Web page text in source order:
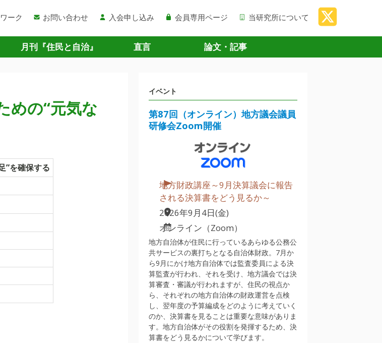
ーク お問い合わせ 入会申し込み 会員専用ページ 当研究所について
月刊『住民と自治』 直言 論文・記事
めの“元気な
”を確保する
イベント
第87回（オンライン）地方議会議員
研修会Zoom開催
地方財政講座～9月決算議会に報告
される決算書をどう見るか～
2026年9月4日(金)
オンライン（Zoom）
地方自治体が住民に行っているあらゆる公務公
共サービスの裏打ちとなる自治体財政。7月か
ら9月にかけ地方自治体では監査委員による決
算監査が行われ、それを受け、地方議会では決
算審査・審議が行われますが、住民の視点か
ら、それぞれの地方自治体の財政運営を点検
し、翌年度の予算編成をどのように考えていく
のか、決算書を見ることは重要な意味がありま
す。地方自治体がその役割を発揮するため、決
算書をどう見るかについて学びます。